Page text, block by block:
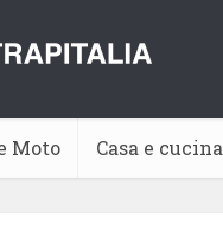
Moto Casa e cucina